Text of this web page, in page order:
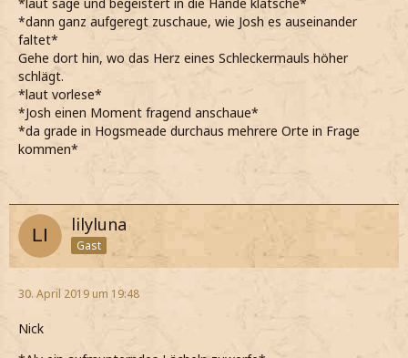
*dann ganz aufgeregt zuschaue, wie Josh es auseinander
faltet*
Gehe dort hin, wo das Herz eines Schleckermauls höher
schlägt.
*laut vorlese*
*Josh einen Moment fragend anschaue*
*da grade in Hogsmeade durchaus mehrere Orte in Frage
kommen*
lilyluna
Gast
30. April 2019 um 19:48
Nick